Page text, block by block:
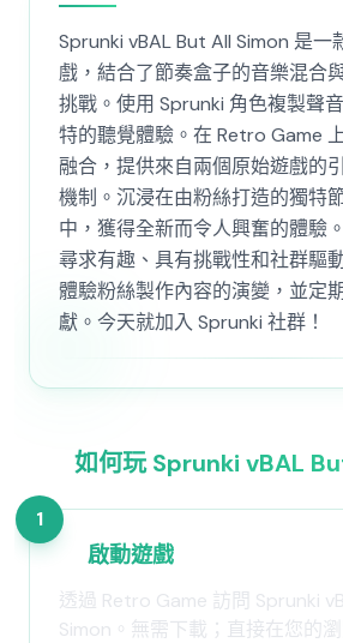
Sprunki vBAL But All Simon 是一
戲，結合了節奏盒子的音樂混合
挑戰。使用 Sprunki 角色複製聲
特的聽覺體驗。在 Retro Game
融合，提供來自兩個原始遊戲的
機制。沉浸在由粉絲打造的獨特
中，獲得全新而令人興奮的體驗
尋求有趣、具有挑戰性和社群驅
體驗粉絲製作內容的演變，並定
獻。今天就加入 Sprunki 社群！
如何玩 Sprunki vBAL
1
啟動遊戲
透過 Retro Game 訪問 Sprunki
Simon。無需下載；直接在您的瀏